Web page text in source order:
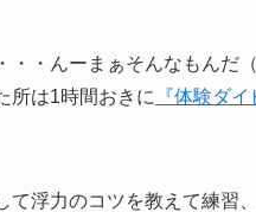
・んーまぁそんなもんだ
所は1時間おきに
『体験ダイ
浮力のコツを教えて練習